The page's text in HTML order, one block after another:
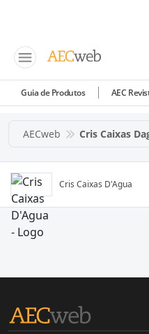
Guia de Produtos AEC
AECweb Cris Caixas
Cris Caixas D'Agua